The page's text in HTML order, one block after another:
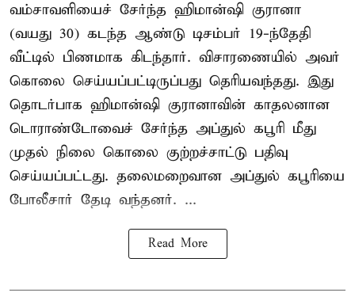
வம்சாவளியைச் சேர்ந்த ஹிமான்ஷி குரானா
(வயது 30) கடந்த ஆண்டு டிசம்பர் 19-ந்தேதி
வீட்டில் பிணமாக கிடந்தார். விசாரணையில் அவர்
கொலை செய்யப்பட்டிருப்பது தெரியவந்தது. இது
தொடர்பாக ஹிமான்ஷி குரானாவின் காதலனான
டொராண்டோவைச் சேர்ந்த அப்துல் கபூரி மீது
முதல் நிலை கொலை குற்றச்சாட்டு பதிவு
செய்யப்பட்டது. தலைமறைவான அப்துல் கபூரியை
போலீசார் தேடி வந்தனர். ...
Read More